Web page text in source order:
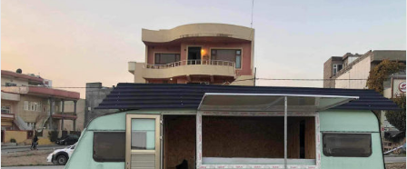
دیاریکراوەکانم
دوا بینراوەکان
چات